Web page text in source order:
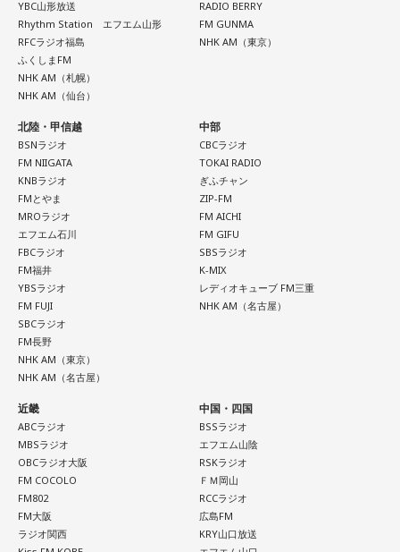
から、音楽を通して真逆な作り方を体験できて、めちゃめち
ゃ面白かったです。
◆新曲「コニファー」に込めた想い
遠山：リーガルリリーは、7月11日（土）に新曲「コニファ
ー」を配信リリースしました。おめでとうございます。
ほのか・海：ありがとうございます。
潮：「コニファー」はテレビアニメ「これ描いて死ね」のエ
ンディングテーマとなっています。
遠山：テレビアニメの楽曲を手がけるのは初めてじゃないよ
ね？
ほのか：はい。
遠山：この楽曲はどこから作り始めました？
ほのか：「これ描いて死ね」は、マンガを描くことを題材に
した作品なんですけど、まずは原作を読みました。それで、0
YBC山形放送
Rhythm Station エフエム山形
RFCラジオ福島
ふくしまFM
NHK AM（札幌）
NHK AM（仙台）
RADIO BERRY
FM GUNMA
NHK AM（東京）
北陸・甲信越
BSNラジオ
FM NIIGATA
KNBラジオ
FMとやま
MROラジオ
エフエム石川
FBCラジオ
FM福井
YBSラジオ
FM FUJI
SBCラジオ
FM長野
NHK AM（東京）
NHK AM（名古屋）
中部
CBCラジオ
TOKAI RADIO
ぎふチャン
ZIP-FM
FM AICHI
FM GIFU
SBSラジオ
K-MIX
レディオキューブ FM三重
NHK AM（名古屋）
近畿
ABCラジオ
MBSラジオ
OBCラジオ大阪
FM COCOLO
FM802
FM大阪
ラジオ関西
中国・四国
BSSラジオ
エフエム山陰
RSKラジオ
ＦＭ岡山
RCCラジオ
広島FM
KRY山口放送